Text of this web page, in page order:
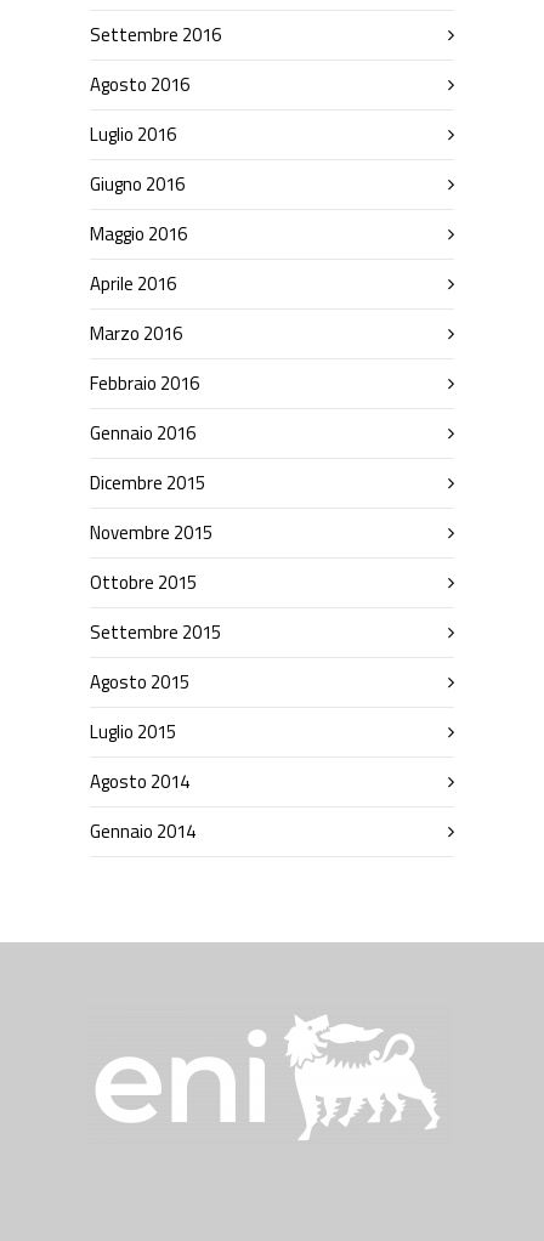
Settembre 2016
Agosto 2016
Luglio 2016
Giugno 2016
Maggio 2016
Aprile 2016
Marzo 2016
Febbraio 2016
Gennaio 2016
Dicembre 2015
Novembre 2015
Ottobre 2015
Settembre 2015
Agosto 2015
Luglio 2015
Agosto 2014
Gennaio 2014